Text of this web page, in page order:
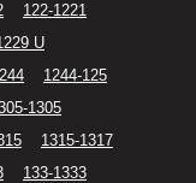
122-1221
U
1244-125
1305
1315-1317
133-1333